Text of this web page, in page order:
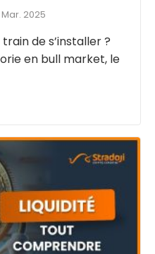
2025
de s’installer ?
en bull market, le